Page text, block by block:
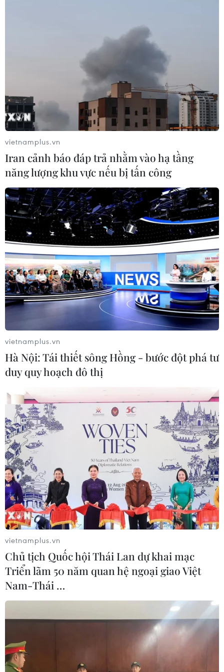
#TikTok #ByteDance Mỹ Trung Quốc
Theo dõi VietnamPlus
TIN LIÊN QUAN
Thượng viện Mỹ phê chuẩn dự luật buộc
ByteDance thoái vốn khỏi TikTok
24/04/2024 07:30
Sau khi Hạ viện Mỹ phê chuẩn vào ngày 20/4, Thượng
viện Mỹ ngày 23/4 đã phê chuẩn dự luật buộc công ty
mẹ ByteDance thoái vốn khỏi ứng dụng TikTok trong
khoảng 9 tháng.
vietnamplus.vn
Iran cảnh báo đáp trả nhằm vào hạ tầng
năng lượng khu vực nếu bị tấn công
vietnamplus.vn
Hà Nội: Tái thiết sông Hồng - bước đột phá tư
duy quy hoạch đô thị
vietnamplus.vn
Chủ tịch Quốc hội Thái Lan dự khai mạc
Triển lãm 50 năm quan hệ ngoại giao Việt
Nam-Thái …